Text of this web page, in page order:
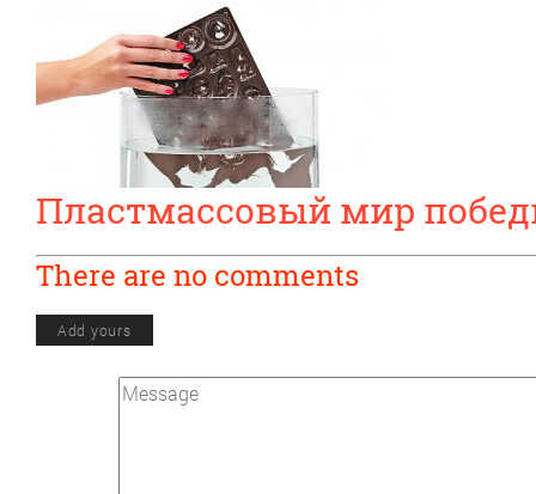
Пластмассовый мир
There are no comments
Add yours